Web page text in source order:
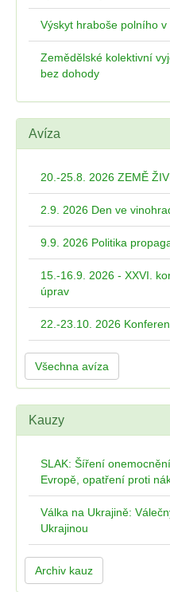
Výskyt hraboše polního
Zemědělské kolektivní
bez dohody
Avíza
20.-25.8. 2026 ZEMĚ
2.9. 2026 Den ve
9.9. 2026 Politika
15.-16.9. 2026 - XXVI.
úprav
22.-23.10. 2026
Všechna avíza
Kauzy
SLAK: Šíření
Evropě, opatření proti
Válka na Ukrajině:
Ukrajinou
Archiv kauz